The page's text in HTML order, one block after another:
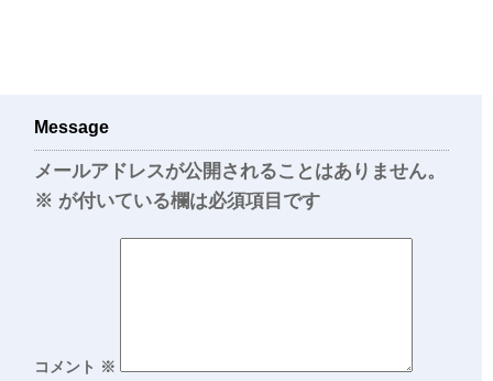
Message
メールアドレスが公開されることはありません。
※ が付いている欄は必須項目です
コメント ※